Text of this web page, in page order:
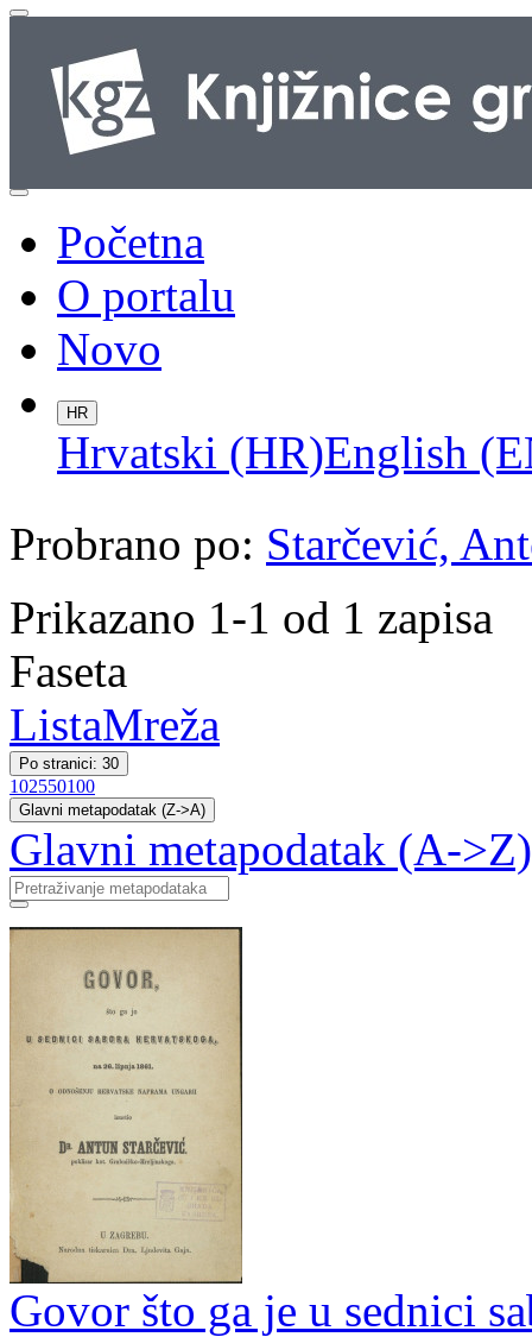
Početna
O portalu
Novo
HR
Hrvatski (HR)English
Probrano po: Starčević,
Prikazano 1-1 od 1 zapisa
Faseta
ListaMreža
Po stranici: 30
102550100
Glavni metapodatak (Z->A)
Glavni metapodatak (A->Z)
Govor što ga je u sednici